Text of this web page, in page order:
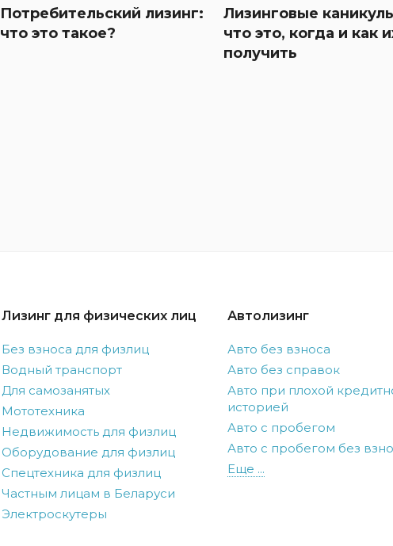
Потребительский лизинг:
что это такое?
Лизинговые
что это, когда и как
получить
Лизинг для физических лиц
Без взноса для физлиц
Водный транспорт
Для самозанятых
Мототехника
Недвижимость для физлиц
Оборудование для физлиц
Спецтехника для физлиц
Частным лицам в Беларуси
Электроскутеры
Автолизинг
Авто без взноса
Авто без справок
Авто при плохой
историей
Авто с пробегом
Авто с пробегом без
Еще ...